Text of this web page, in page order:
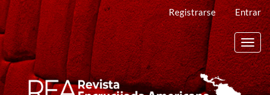
Navegación
principal
Contenido
principal
Barra
lateral
Registrarse Entrar